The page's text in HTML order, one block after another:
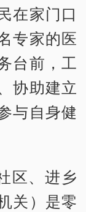
在家门口
专家的医
台前，工
协助建立
与自身健
区、进乡
关）是零